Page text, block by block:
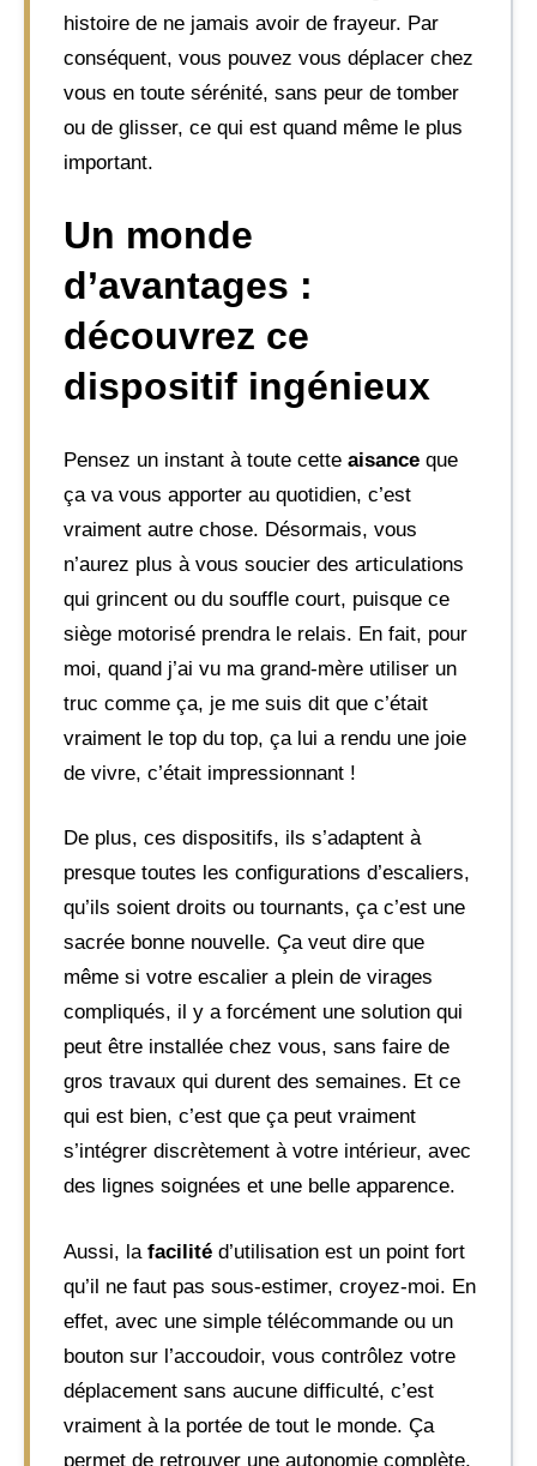
histoire de ne jamais avoir de frayeur. Par
conséquent, vous pouvez vous déplacer chez
vous en toute sérénité, sans peur de tomber
ou de glisser, ce qui est quand même le plus
important.
Un monde
d’avantages :
découvrez ce
dispositif ingénieux
Pensez un instant à toute cette aisance que
ça va vous apporter au quotidien, c’est
vraiment autre chose. Désormais, vous
n’aurez plus à vous soucier des articulations
qui grincent ou du souffle court, puisque ce
siège motorisé prendra le relais. En fait, pour
moi, quand j’ai vu ma grand-mère utiliser un
truc comme ça, je me suis dit que c’était
vraiment le top du top, ça lui a rendu une joie
de vivre, c’était impressionnant !
De plus, ces dispositifs, ils s’adaptent à
presque toutes les configurations d’escaliers,
qu’ils soient droits ou tournants, ça c’est une
sacrée bonne nouvelle. Ça veut dire que
même si votre escalier a plein de virages
compliqués, il y a forcément une solution qui
peut être installée chez vous, sans faire de
gros travaux qui durent des semaines. Et ce
qui est bien, c’est que ça peut vraiment
s’intégrer discrètement à votre intérieur, avec
des lignes soignées et une belle apparence.
Aussi, la facilité d’utilisation est un point fort
qu’il ne faut pas sous-estimer, croyez-moi. En
effet, avec une simple télécommande ou un
bouton sur l’accoudoir, vous contrôlez votre
déplacement sans aucune difficulté, c’est
vraiment à la portée de tout le monde. Ça
permet de retrouver une autonomie complète,